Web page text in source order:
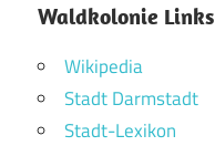
Waldkolonie Links
Wikipedia
Stadt Darmstadt
Stadt-Lexikon